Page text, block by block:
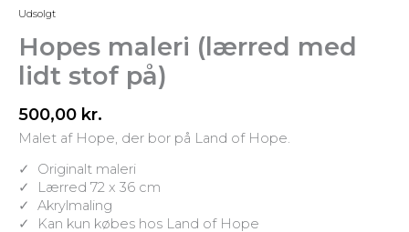
Udsolgt
Hopes maleri (lærred med
lidt stof på)
500,00 kr.
Malet af Hope, der bor på Land of Hope.
✓ Originalt maleri
✓ Lærred 72 x 36 cm
✓ Akrylmaling
✓ Kan kun købes hos Land of Hope